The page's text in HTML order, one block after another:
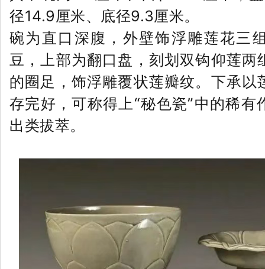
径14.9厘米、底径9.3厘米。
碗为直口深腹，外壁饰浮雕莲花三
豆，上部为翻口盘，刻划双钩仰莲两
的圈足，饰浮雕覆状莲瓣纹。下承以
存完好，可称得上“秘色瓷”中的稀有
出类拔萃。